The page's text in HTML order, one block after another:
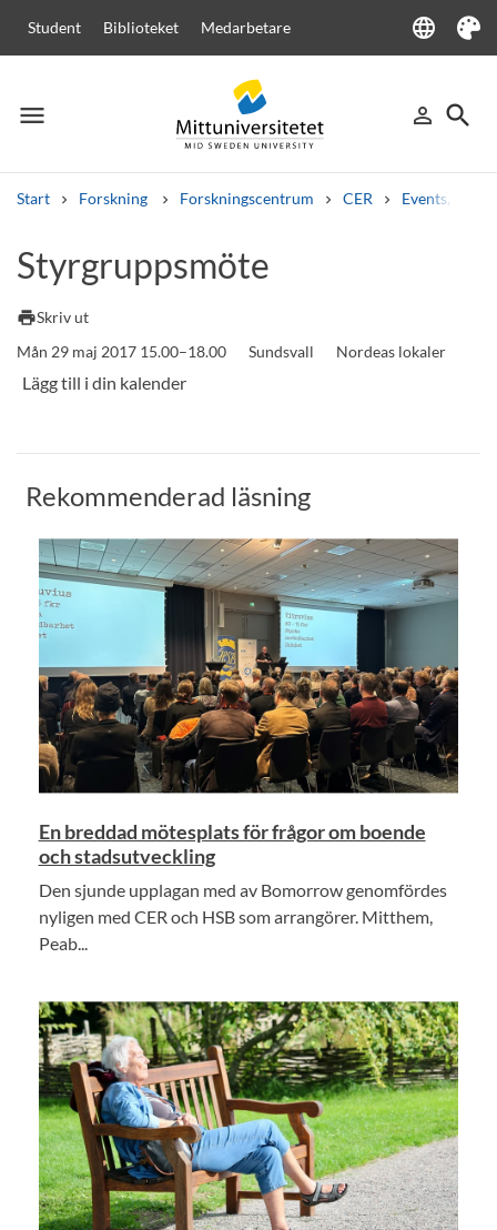
Student Biblioteket Medarbetare language
Language
Tema
menu
Meny person_outline
Logga in
search
Sök
Start Forskning Forskningscentrum CER Events,
Andra söktjänster
Kurser och program
Styrgruppsmöte
printSkriv ut
Mån 29 maj 2017 15.00–18.00
Sundsvall Nordeas lokaler
Rekommenderad läsning
En breddad mötesplats för frågor om boende
och stadsutveckling
Den sjunde upplagan med av Bomorrow genomfördes
nyligen med CER och HSB som arrangörer. Mitthem,
Peab...